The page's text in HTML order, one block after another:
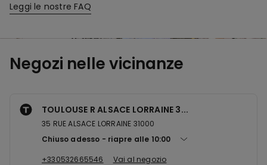
Leggi le nostre FAQ
Negozi nelle vicinanze
TOULOUSE R ALSACE LORRAINE 3...
35 RUE ALSACE LORRAINE 31000
Chiuso adesso
riapre alle 10:00
+330532665546
Vai al negozio